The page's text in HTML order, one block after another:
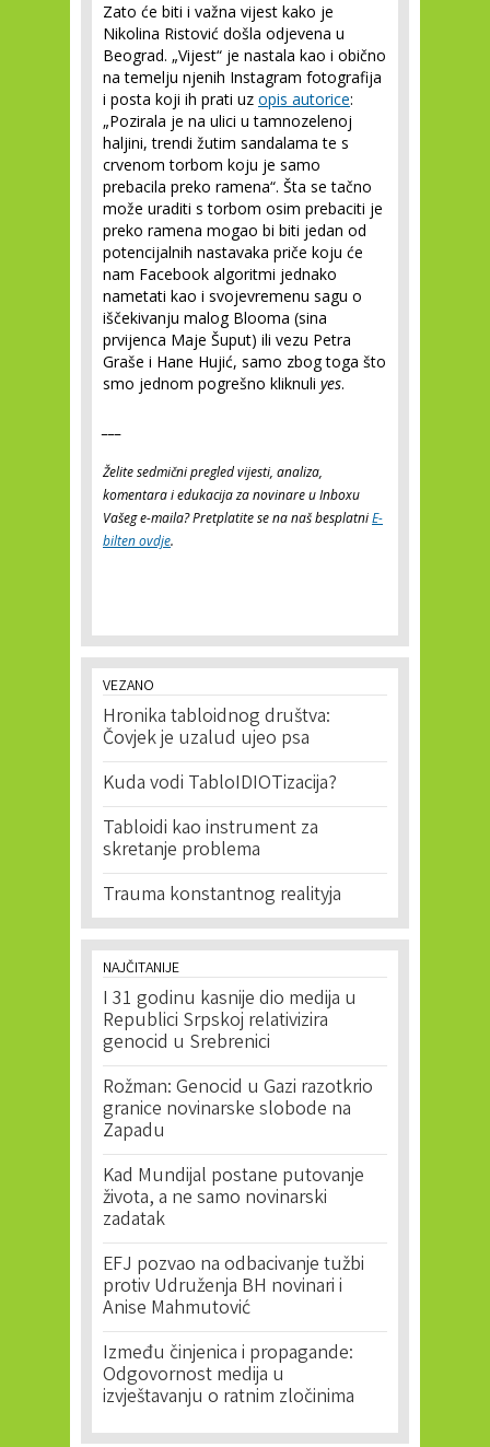
Zato će biti i važna vijest kako je
Nikolina Ristović došla odjevena u
Beograd. „Vijest“ je nastala kao i obično
na temelju njenih Instagram fotografija
i posta koji ih prati uz opis autorice:
„Pozirala je na ulici u tamnozelenoj
haljini, trendi žutim sandalama te s
crvenom torbom koju je samo
prebacila preko ramena“. Šta se tačno
može uraditi s torbom osim prebaciti je
preko ramena mogao bi biti jedan od
potencijalnih nastavaka priče koju će
nam Facebook algoritmi jednako
nametati kao i svojevremenu sagu o
iščekivanju malog Blooma (sina
prvijenca Maje Šuput) ili vezu Petra
Graše i Hane Hujić, samo zbog toga što
smo jednom pogrešno kliknuli yes.
Želite sedmični pregled vijesti, analiza,
komentara i edukacija za novinare u Inboxu
Vašeg e-maila? Pretplatite se na naš besplatniE-
bilten ovdje.
VEZANO
Hronika tabloidnog društva:
Čovjek je uzalud ujeo psa
Kuda vodi TabloIDIOTizacija?
Tabloidi kao instrument za
skretanje problema
Trauma konstantnog realityja
NAJČITANIJE
I 31 godinu kasnije dio medija u
Republici Srpskoj relativizira
genocid u Srebrenici
Rožman: Genocid u Gazi razotkrio
granice novinarske slobode na
Zapadu
Kad Mundijal postane putovanje
života, a ne samo novinarski
zadatak
EFJ pozvao na odbacivanje tužbi
protiv Udruženja BH novinari i
Anise Mahmutović
Između činjenica i propagande:
Odgovornost medija u
izvještavanju o ratnim zločinima